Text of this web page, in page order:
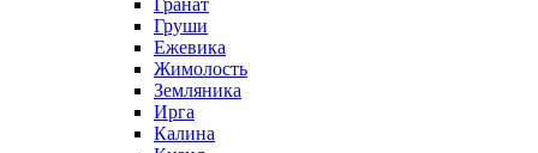
Гранат
Груши
Ежевика
Жимолость
Земляника
Ирга
Калина